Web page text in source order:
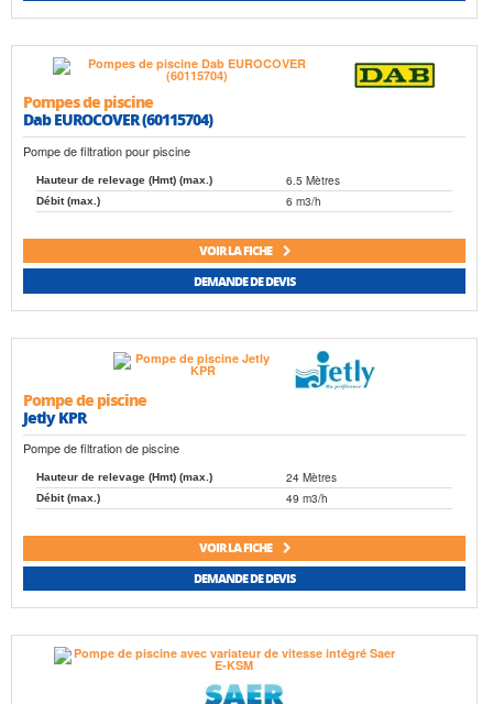
Pompes de piscine
Dab EUROCOVER (60115704)
Pompe de filtration pour piscine
Hauteur de relevage (Hmt) (max.) 6.5 Mètres
Débit (max.) 6 m3/h
VOIR LA FICHE
DEMANDE DE DEVIS
Pompe de piscine
Jetly KPR
Pompe de filtration de piscine
Hauteur de relevage (Hmt) (max.) 24 Mètres
Débit (max.) 49 m3/h
VOIR LA FICHE
DEMANDE DE DEVIS